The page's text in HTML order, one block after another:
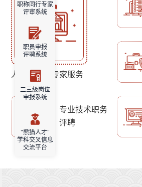
人才引进与专家服务
专业技术职务
评聘
化学工程教师团
队
职称同行专家
评审系统
职员申报
评聘系统
二三级岗位
申报系统
"熊猫人才"
学科交叉信息
交流平台